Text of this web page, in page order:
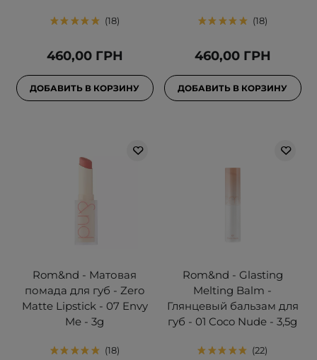
18
460,00 ГРН
ДОБАВИТЬ В КОРЗИНУ
18
460,00 ГРН
ДОБАВИТЬ В КОРЗИНУ
Rom&nd - Матовая
помада для губ - Zero
Matte Lipstick - 07 Envy
Me - 3g
18
Rom&nd - Glasting
Melting Balm -
Глянцевый бальзам для
губ - 01 Coco Nude - 3,5g
22